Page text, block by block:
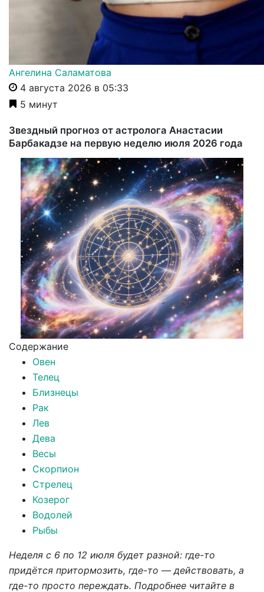
Ангелина Саламатова
4 августа 2026 в 05:33
5 минут
Звездный прогноз от астролога Анастасии
Барбакадзе на первую неделю июля 2026 года
Содержание
Овен
Телец
Близнецы
Рак
Лев
Дева
Весы
Скорпион
Стрелец
Козерог
Водолей
Рыбы
Неделя с 6 по 12 июля будет разной: где-то
придётся притормозить, где-то — действовать, а
где-то просто переждать. Подробнее читайте в